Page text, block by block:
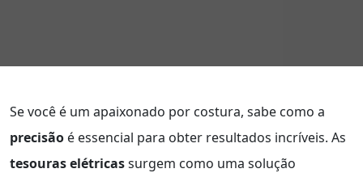
Se você é um apaixonado por costura, sabe como a
precisão é essencial para obter resultados incríveis. As
tesouras elétricassurgem como uma solução